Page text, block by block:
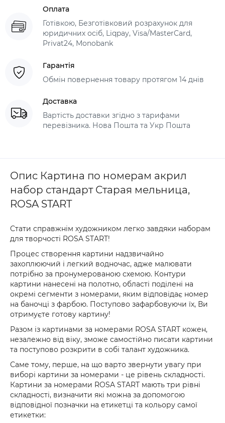
Оплата
Готівкою, Безготівковий розрахунок для
юридичних осіб, Liqpay, Visa/MasterCard,
Privat24, Monobank
Гарантія
Обмін повернення товару протягом 14 днів
Доставка
Вартість доставки згідно з тарифами
перевізника. Нова Пошта та Укр Пошта
Опис Картина по номерам акрил
набор стандарт Старая мельница,
ROSA START
Стати справжнім художником легко завдяки наборам
для творчості ROSA START!
Процес створення картини надзвичайно
захоплюючий і легкий водночас, адже малювати
потрібно за пронумерованою схемою. Контури
картини нанесені на полотно, області поділені на
окремі сегменти з номерами, яким відповідає номер
на баночці з фарбою. Поступово зафарбовуючи їх, Ви
отримуєте готову картину!
Разом із картинами за номерами ROSA START кожен,
незалежно від віку, зможе самостійно писати картини
та поступово розкрити в собі талант художника.
Саме тому, перше, на що варто звернути увагу при
виборі картини за номерами - це рівень складності.
Картини за номерами ROSA START мають три рівні
складності, визначити які можна за допомогою
відповідної позначки на етикетці та кольору самої
етикетки: